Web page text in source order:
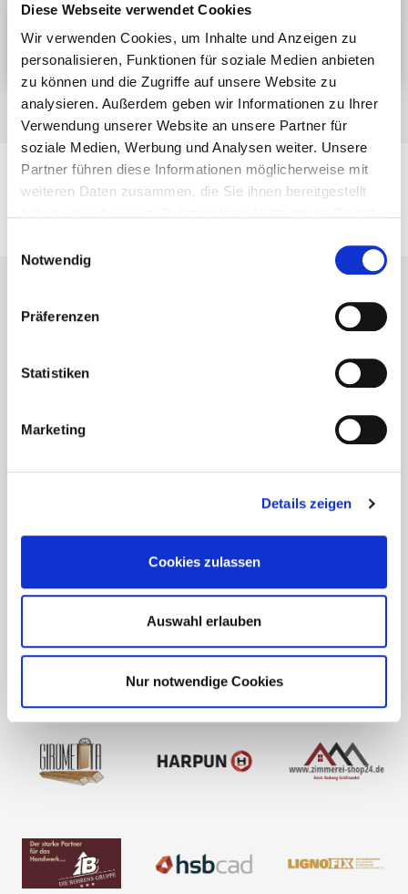
Diese Webseite verwendet Cookies
Wir verwenden Cookies, um Inhalte und Anzeigen zu
personalisieren, Funktionen für soziale Medien anbieten
zu können und die Zugriffe auf unsere Website zu
analysieren. Außerdem geben wir Informationen zu Ihrer
Verwendung unserer Website an unsere Partner für
soziale Medien, Werbung und Analysen weiter. Unsere
Partner führen diese Informationen möglicherweise mit
weiteren Daten zusammen, die Sie ihnen bereitgestellt
Notwendig
Präferenzen
Statistiken
Marketing
Details zeigen
Cookies zulassen
Auswahl erlauben
Nur notwendige Cookies
Jetzt Support-Ticket einreichen